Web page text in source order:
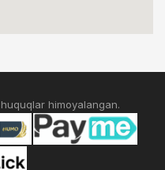
himoyalangan.